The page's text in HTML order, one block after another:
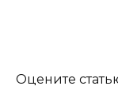
Оцените